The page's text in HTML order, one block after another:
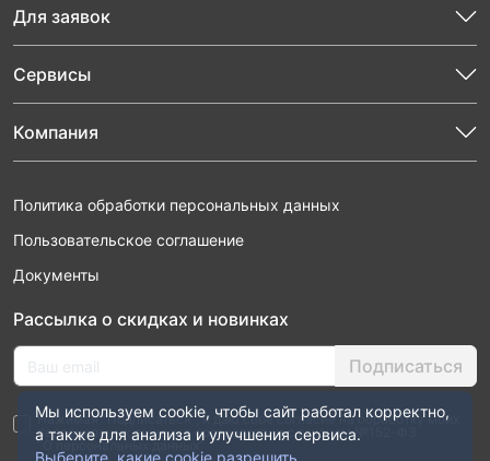
Для заявок
Сервисы
Компания
Политика обработки персональных данных
Пользовательское соглашение
Документы
Рассылка о скидках и новинках
Подписаться
Нажимая “Подписаться”, я даю свое согласие на обработку моих
персональных данных в соответствии с законом №152-ФЗ
“О персональных данных”
Мы используем cookie, чтобы сайт работал корректно,
а также для анализа и улучшения сервиса.
Выберите, какие cookie разрешить